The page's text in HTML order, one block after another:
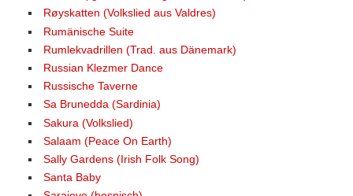
Røyskatten (Volkslied aus Valdres)
Rumänische Suite
Rumlekvadrillen (Trad. aus Dänemark)
Russian Klezmer Dance
Russische Taverne
Sa Brunedda (Sardinia)
Sakura (Volkslied)
Salaam (Peace On Earth)
Sally Gardens (Irish Folk Song)
Santa Baby